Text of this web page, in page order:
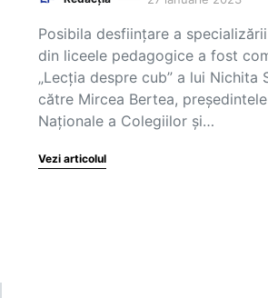
Posibila desființare a
din liceele pedagogice a fost
„Lecția despre cub” a lui Nichita
către Mircea Bertea,
Naţionale a Colegiilor şi…
Vezi articolul